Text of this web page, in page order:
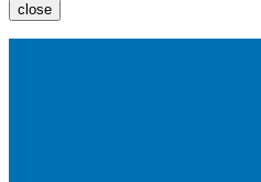
close